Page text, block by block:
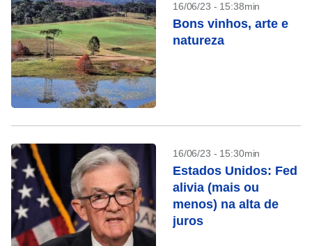
16/06/23 - 15:38min
Bons vinhos, arte e
natureza
16/06/23 - 15:30min
Estados Unidos: Fed
alivia (mais ou
menos) na alta de
juros